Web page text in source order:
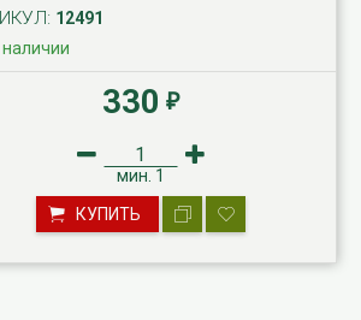
12491
наличии
330 ₽
мин. 1
КУПИТЬ